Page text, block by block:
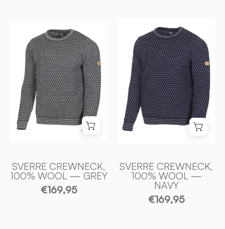
CREWNECK,
100%
ULL
—
GREY
-
Ivanhoe
of
SVERRE CREWNECK,
100% WOOL — GREY
€169,95
SVERRE
CREWNECK,
100%
ULL
—
NAVY
-
Ivanhoe
of
Sweden
SVERRE CREWNECK,
100% WOOL —
NAVY
€169,95